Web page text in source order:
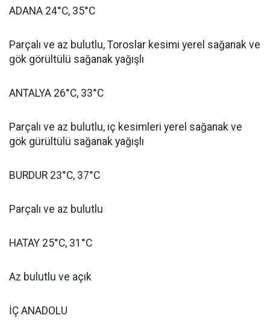
ADANA 24°C, 35°C
Parçalı ve az bulutlu, Toroslar kesimi yerel sağanak ve
gök görültülü sağanak yağışlı
ANTALYA 26°C, 33°C
Parçalı ve az bulutlu, iç kesimleri yerel sağanak ve
gök gürültülü sağanak yağışlı
BURDUR 23°C, 37°C
Parçalı ve az bulutlu
HATAY 25°C, 31°C
Az bulutlu ve açık
İÇ ANADOLU